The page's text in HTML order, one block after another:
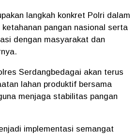
langkah konkret Polri dalam
ketahanan pangan nasional serta
dengan masyarakat dan
Serdangbedagai akan terus
lahan produktif bersama
menjaga stabilitas pangan
implementasi semangat